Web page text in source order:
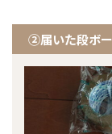
②届いた段ボ